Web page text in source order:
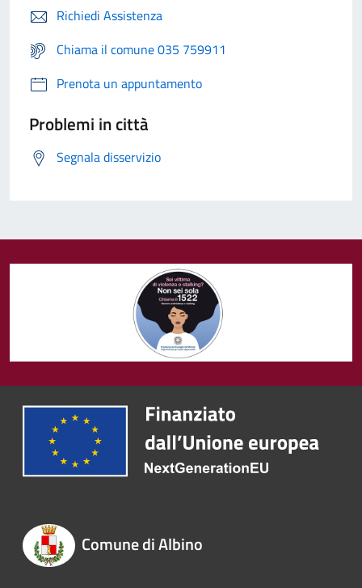
Richiedi Assistenza
Chiama il comune 035 759911
Prenota un appuntamento
Problemi in città
Segnala disservizio
Comune di Albino